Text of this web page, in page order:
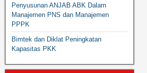
Penyusunan ANJAB ABK Dalam
Manajemen PNS dan Manajemen
PPPK
Bimtek dan Diklat Peningkatan
Kapasitas PKK